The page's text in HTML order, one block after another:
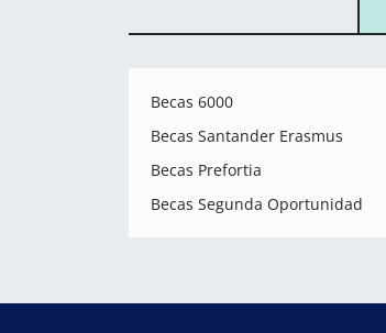
Becas 6000
Becas Santander Erasmus
Becas Prefortia
Becas Segunda Oportunidad